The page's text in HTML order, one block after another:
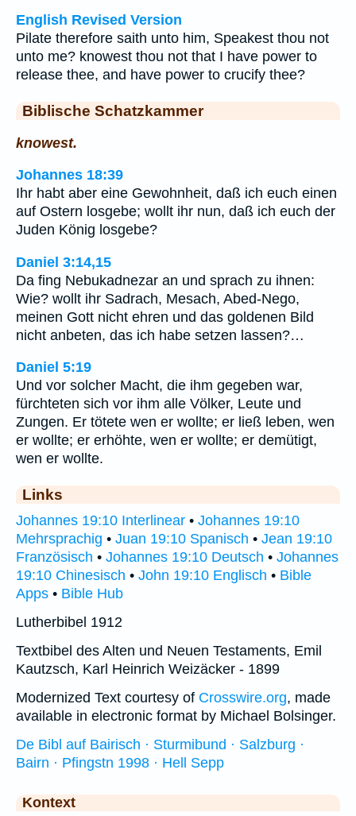
English Revised Version
Pilate therefore saith unto him, Speakest thou not
unto me? knowest thou not that I have power to
release thee, and have power to crucify thee?
Biblische Schatzkammer
knowest.
Johannes 18:39
Ihr habt aber eine Gewohnheit, daß ich euch einen
auf Ostern losgebe; wollt ihr nun, daß ich euch der
Juden König losgebe?
Daniel 3:14,15
Da fing Nebukadnezar an und sprach zu ihnen:
Wie? wollt ihr Sadrach, Mesach, Abed-Nego,
meinen Gott nicht ehren und das goldenen Bild
nicht anbeten, das ich habe setzen lassen?…
Daniel 5:19
Und vor solcher Macht, die ihm gegeben war,
fürchteten sich vor ihm alle Völker, Leute und
Zungen. Er tötete wen er wollte; er ließ leben, wen
er wollte; er erhöhte, wen er wollte; er demütigt,
wen er wollte.
Links
Johannes 19:10 Interlinear • Johannes 19:10
Mehrsprachig • Juan 19:10 Spanisch • Jean 19:10
Französisch • Johannes 19:10 Deutsch • Johannes
19:10 Chinesisch • John 19:10 Englisch • Bible
Apps • Bible Hub
Lutherbibel 1912
Textbibel des Alten und Neuen Testaments, Emil
Kautzsch, Karl Heinrich Weizäcker - 1899
Modernized Text courtesy of Crosswire.org, made
available in electronic format by Michael Bolsinger.
De Bibl auf Bairisch · Sturmibund · Salzburg ·
Bairn · Pfingstn 1998 · Hell Sepp
Kontext